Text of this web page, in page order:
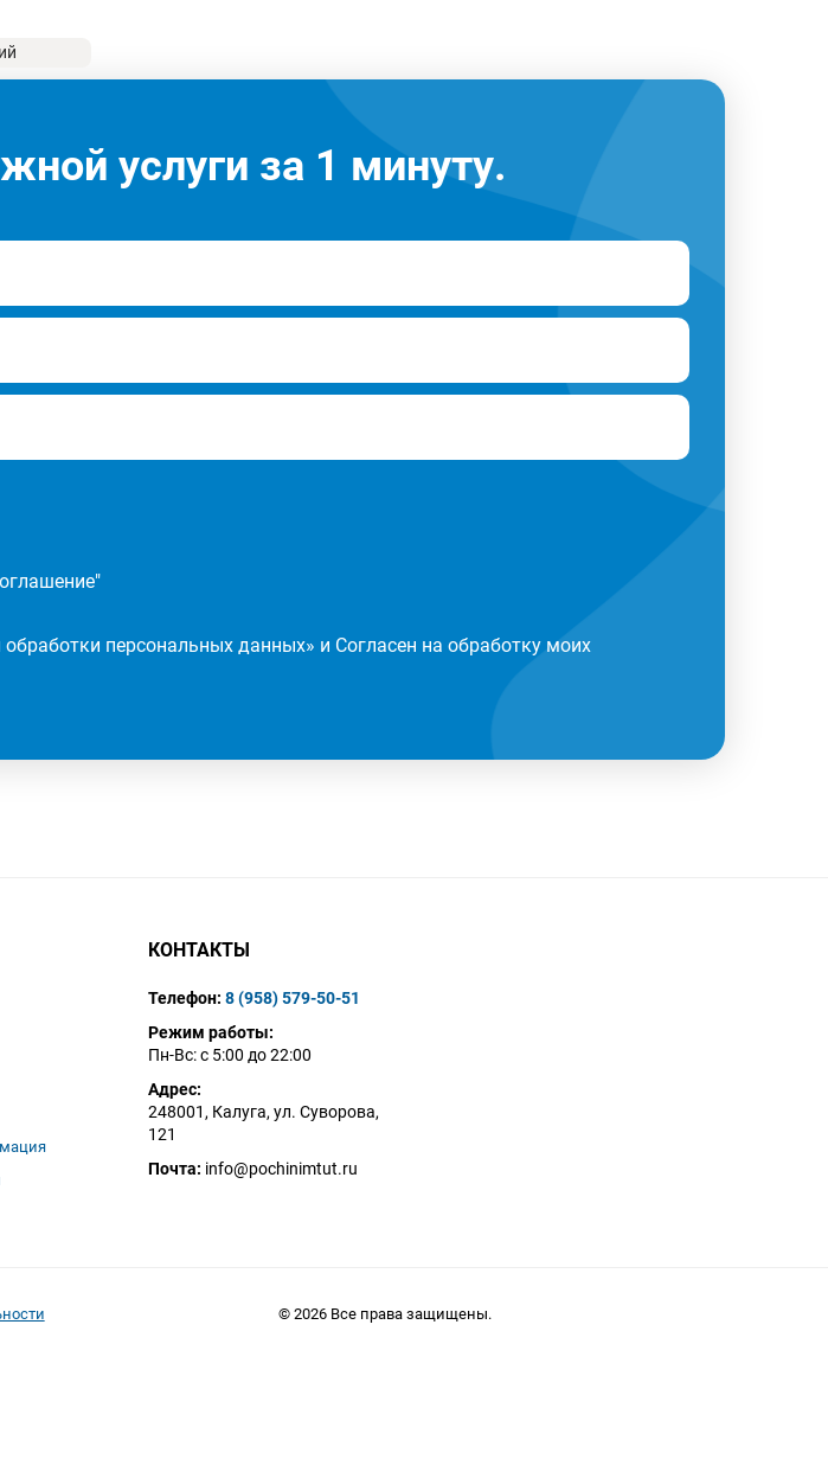
услуги за 1 минуту.
"
персональных данных» и Согласен на обработку моих
КОНТАКТЫ
Телефон: 8 (958) 579-50-51
Режим работы:
Пн-Вс: с 5:00 до 22:00
Адрес:
248001, Калуга, ул. Суворова,
121
Почта: info@pochinimtut.ru
© 2026 Все права защищены.